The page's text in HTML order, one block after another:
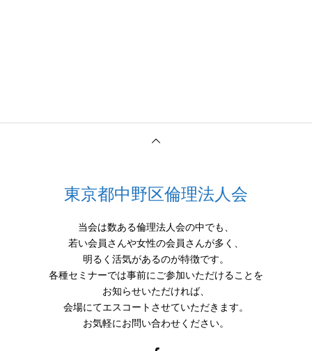
東京都中野区倫理法人会
当会は数ある倫理法人会の中でも、
若い会員さんや女性の会員さんが多く、
明るく活気があるのが特徴です。
各種セミナーでは事前にご参加いただけることを
お知らせいただければ、
会場にてエスコートさせていただきます。
お気軽にお問い合わせください。